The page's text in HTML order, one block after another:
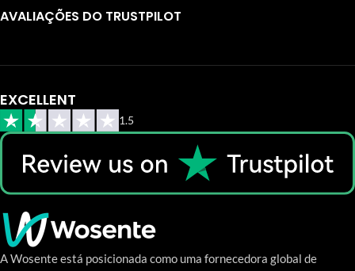
AVALIAÇÕES DO TRUSTPILOT
EXCELLENT
1.5
A Wosente está posicionada como uma fornecedora global de